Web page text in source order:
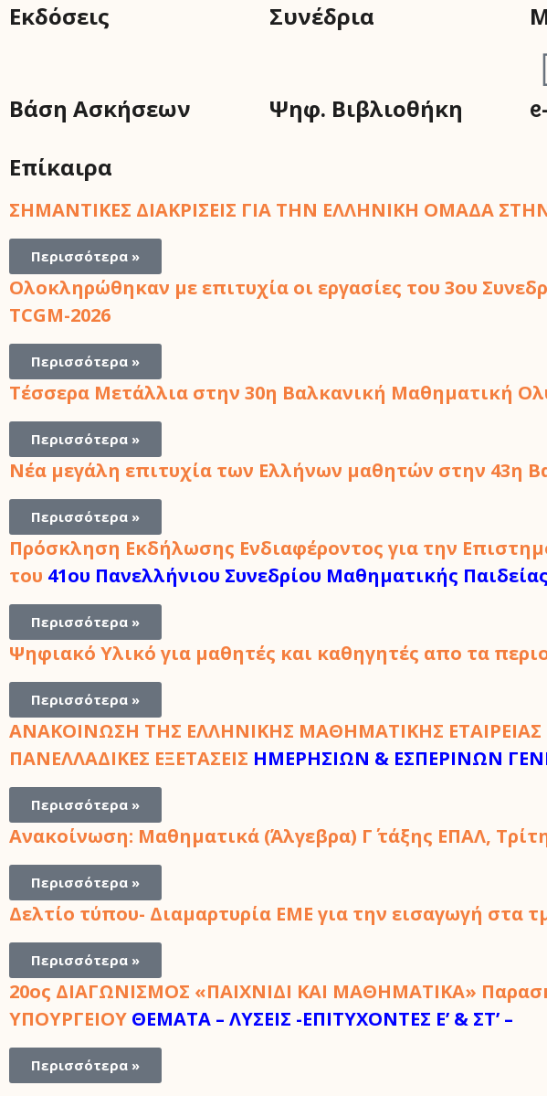
Εκδόσεις Συνέδρια
Βάση Ασκήσεων Ψηφ. Βιβλιοθήκη
Επίκαιρα
ΣΗΜΑΝΤΙΚΕΣ ΔΙΑΚΡΙΣΕΙΣ ΓΙΑ ΤΗΝ ΕΛΛΗΝΙΚΗ ΟΜΑΔΑ
Περισσότερα »
Ολοκληρώθηκαν με επιτυχία οι εργασίες του 3ου
TCGM-2026
Περισσότερα »
Τέσσερα Μετάλλια στην 30η Βαλκανική Μαθηματική
Περισσότερα »
Νέα μεγάλη επιτυχία των Ελλήνων μαθητών στην 43η
Περισσότερα »
Πρόσκληση Εκδήλωσης Ενδιαφέροντος για την
του 41ου Πανελλήνιου Συνεδρίου Μαθηματικής Παιδείας
Περισσότερα »
Ψηφιακό Υλικό για μαθητές και καθηγητές απο τα
Περισσότερα »
ΑΝΑΚΟΙΝΩΣΗ ΤΗΣ ΕΛΛΗΝΙΚΗΣ ΜΑΘΗΜΑΤΙΚΗΣ
ΠΑΝΕΛΛΑΔΙΚΕΣ ΕΞΕΤΑΣΕΙΣ ΗΜΕΡΗΣΙΩΝ & ΕΣΠΕΡΙΝΩΝ
Περισσότερα »
Ανακοίνωση: Μαθηματικά (Άλγεβρα) Γ΄ τάξης ΕΠΑΛ, Τρίτη
Περισσότερα »
Δελτίο τύπου- Διαμαρτυρία ΕΜΕ για την εισαγωγή
Περισσότερα »
20ος ΔΙΑΓΩΝΙΣΜΟΣ «ΠΑΙΧΝΙΔΙ ΚΑΙ ΜΑΘΗΜΑΤΙΚΑ»
ΥΠΟΥΡΓΕΙΟΥ ΘΕΜΑΤΑ – ΛΥΣΕΙΣ -ΕΠΙΤΥΧΟΝΤΕΣ Ε’ & ΣΤ’ –
Περισσότερα »